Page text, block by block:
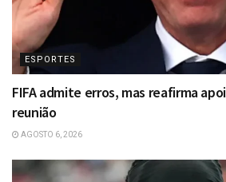
ESPORTES
FIFA admite erros, mas reafirma
reunião
AGOSTO 6, 2026